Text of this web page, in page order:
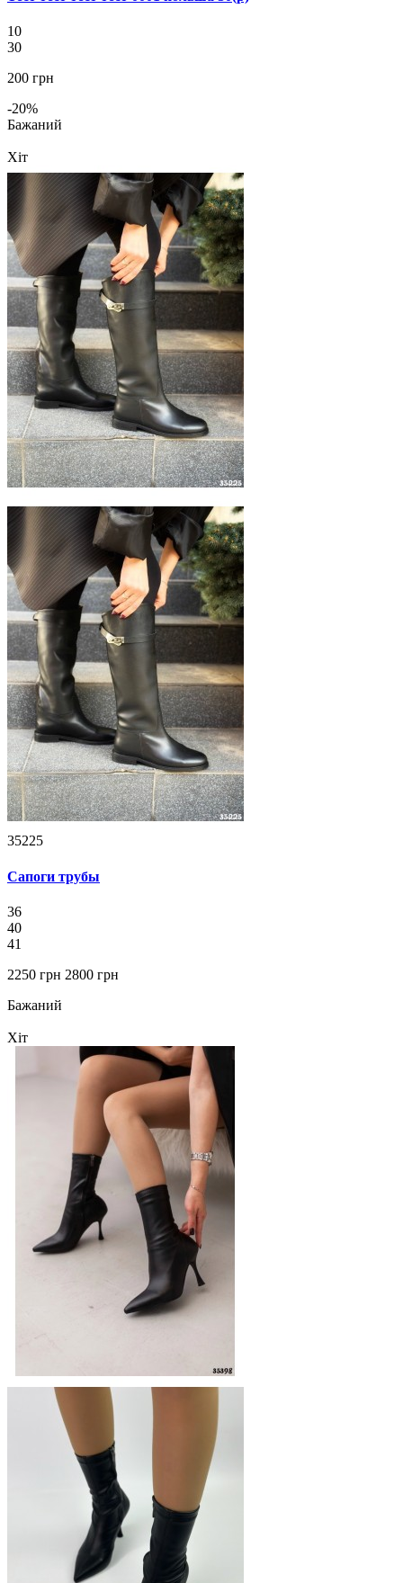
10
30
200 грн
-20%
Бажаний
Хіт
35225
Сапоги трубы
36
40
41
2250 грн 2800 грн
Бажаний
Хіт